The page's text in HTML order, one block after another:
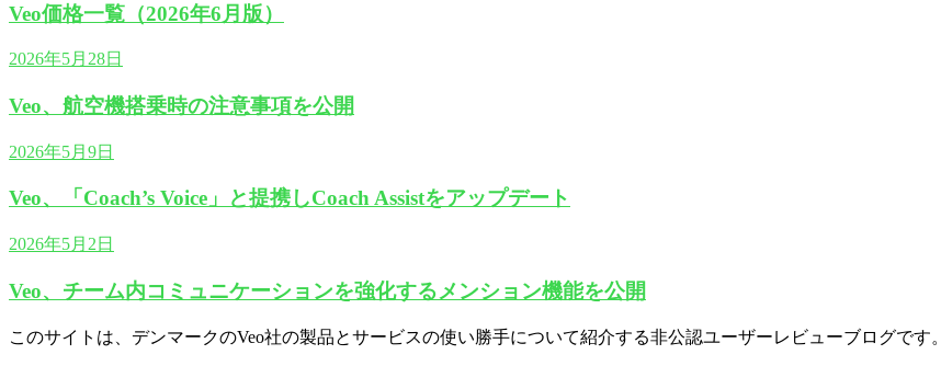
Veo価格一覧（2026年6月版）
2026年5月28日
Veo、航空機搭乗時の注意事項を公開
2026年5月9日
Veo、「Coach’s Voice」と提携しCoach Assistをアップデート
2026年5月2日
Veo、チーム内コミュニケーションを強化するメンション機能を公開
このサイトは、デンマークのVeo社の製品とサービスの使い勝手について紹介する非公認ユーザーレビューブログです。